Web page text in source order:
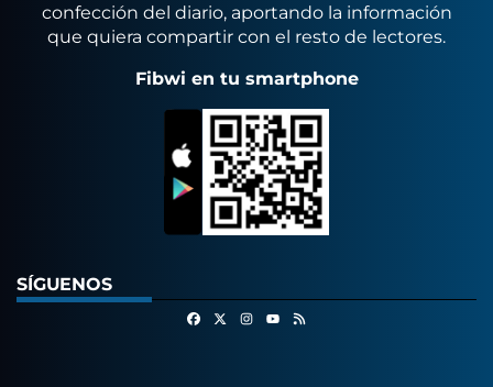
confección del diario, aportando la información
que quiera compartir con el resto de lectores.
Fibwi en tu smartphone
SÍGUENOS
FacebookInstagram